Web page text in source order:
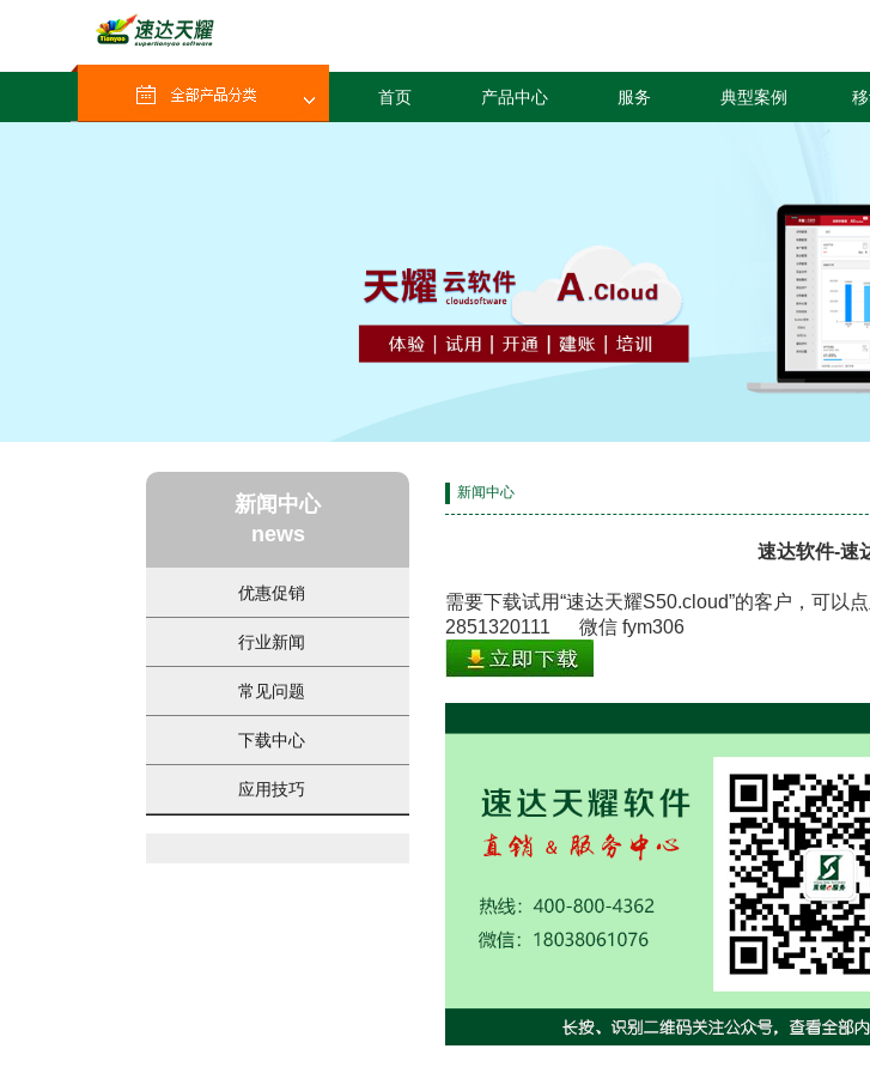
首页 产品中心 服务 典型案例
新闻中心
news
优惠促销
行业新闻
常见问题
下载中心
应用技巧
新闻中心
速达软件-速
需要下载试用“速达天耀S50.cloud”的客户，可以
2851320111 微信 fym306